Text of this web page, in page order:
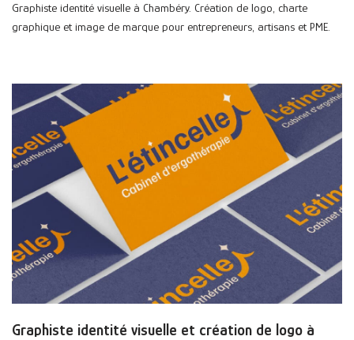
Graphiste identité visuelle à Chambéry. Création de logo, charte
graphique et image de marque pour entrepreneurs, artisans et PME.
Graphiste identité visuelle et création de logo à